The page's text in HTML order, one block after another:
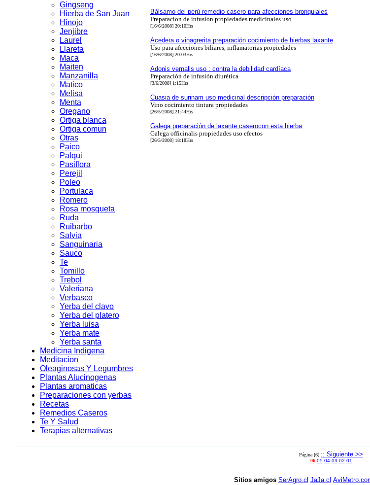
Gingseng
Hierba de San Juan
Hinojo
Jenjibre
Laurel
Llareta
Maca
Maiten
Manzanilla
Matico
Melisa
Menta
Oregano
Ortiga blanca
Ortiga comun
Otras
Paico
Palqui
Pasiflora
Perejil
Poleo
Portulaca
Romero
Rosa mosqueta
Ruda
Ruibarbo
Salvia
Sanguinaria
Sauco
Te
Tomillo
Trebol
Valeriana
Verbasco
Yerba del clavo
Yerba del platero
Yerba luisa
Yerba mate
Yerba santa
Medicina Indigena
Meditacion
Oleaginosas Y Legumbres
Plantas Alucinogenas
Plantas aromaticas
Preparaciones con yerbas
Recetas
Remedios Caseros
Te Y Salud
Terapias alternativas
Bálsamo del perú remedio casero para afecciones bronquiales
Preparacion de infusion propiedades medicinales uso
[16/6/2008] 20:10Hrs
Acedera o vinagrerita preparación cocimiento de hierbas laxante
Uso para afecciones biliares, inflamatorias propiedades
[16/6/2008] 20:03Hrs
Adonis vernalis uso : contra la debilidad cardíaca
Preparación de infusión diurética
[3/6/2008] 1:15Hrs
Cuasia de surinam uso medicinal descripción preparación
Vino cocimiento tintura propiedades
[26/5/2008] 21:44Hrs
Galega preparación de laxante caserocon esta hierba
Galega officinalis propiedades uso efectos
[26/5/2008] 18:18Hrs
Página [6] :: Siguiente >>
06 05 04 03 02 01
Sitios amigos SerAgro.cl JaJa.cl